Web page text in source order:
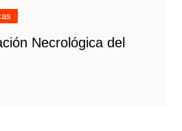
Necrológica del